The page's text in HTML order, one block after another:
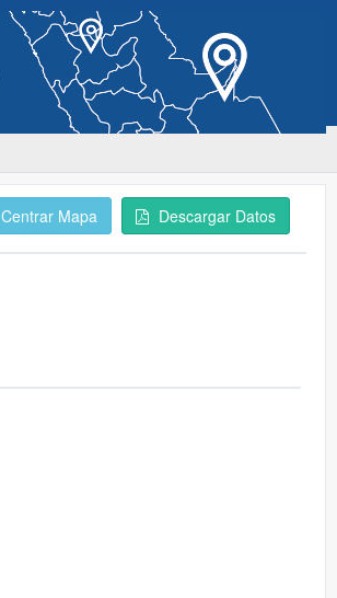
Centrar Mapa Descargar Datos